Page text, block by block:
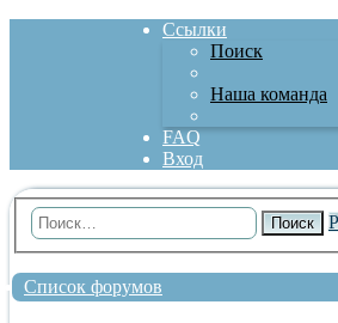
Ссылки
Поиск
Наша команда
FAQ
Вход
Поиск
Список форумов